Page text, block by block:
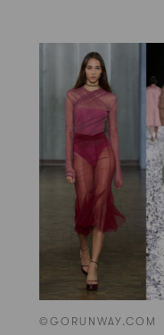
©GORUNWAY.COM